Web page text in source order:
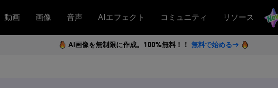
動画 画像 音声 AIエフェクト コミュニティ リソース
AI画像を無制限に作成。100%無料！！ 無料で始める→